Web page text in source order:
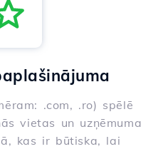
.com, .ro) spēlē
vietas un uzņēmuma
kas ir būtiska, lai